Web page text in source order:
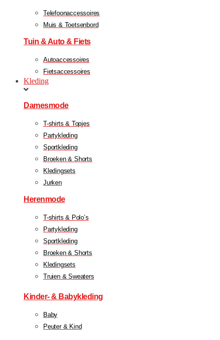
Telefoonaccessoires
Muis & Toetsenbord
Tuin & Auto & Fiets
Autoaccessoires
Fietsaccessoires
Kleding
Damesmode
T-shirts & Topjes
Partykleding
Sportkleding
Broeken & Shorts
Kledingsets
Jurken
Herenmode
T-shirts & Polo’s
Partykleding
Sportkleding
Broeken & Shorts
Kledingsets
Truien & Sweaters
Kinder- & Babykleding
Baby
Peuter & Kind